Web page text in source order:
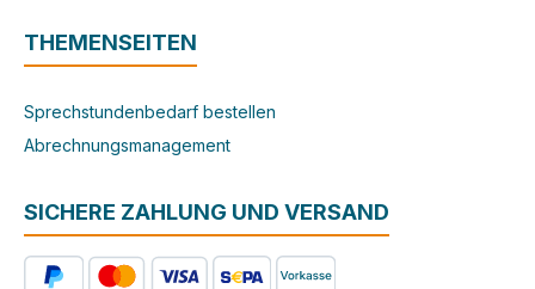
THEMENSEITEN
Sprechstundenbedarf bestellen
Abrechnungsmanagement
SICHERE ZAHLUNG UND VERSAND